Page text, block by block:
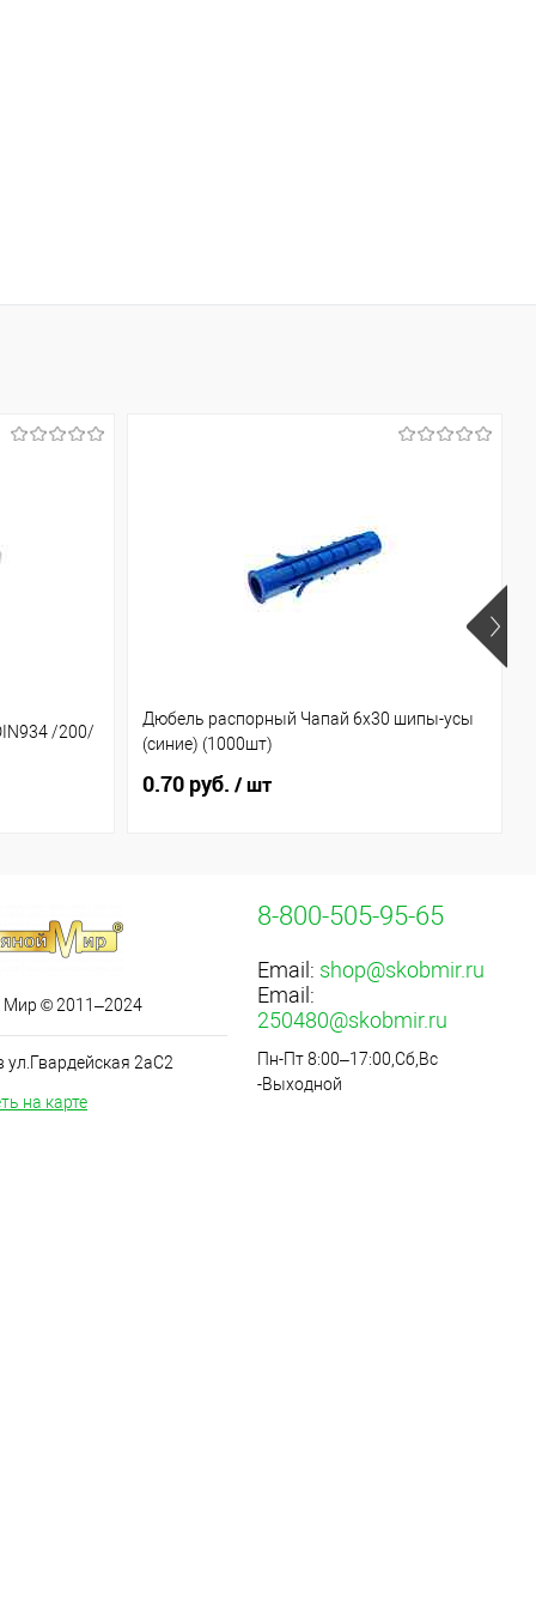
/200/
Дюбель распорный Чапай 6х30 шипы-усы
(синие) (1000шт)
0.70 руб. / шт
Мир © 2011–2024
ул.Гвардейская 2аС2
на карте
8-800-505-95-65
Email: shop@skobmir.ru
Email:
250480@skobmir.ru
Пн-Пт 8:00–17:00,Сб,Вс
-Выходной